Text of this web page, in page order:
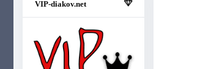
VIP-diakov.net